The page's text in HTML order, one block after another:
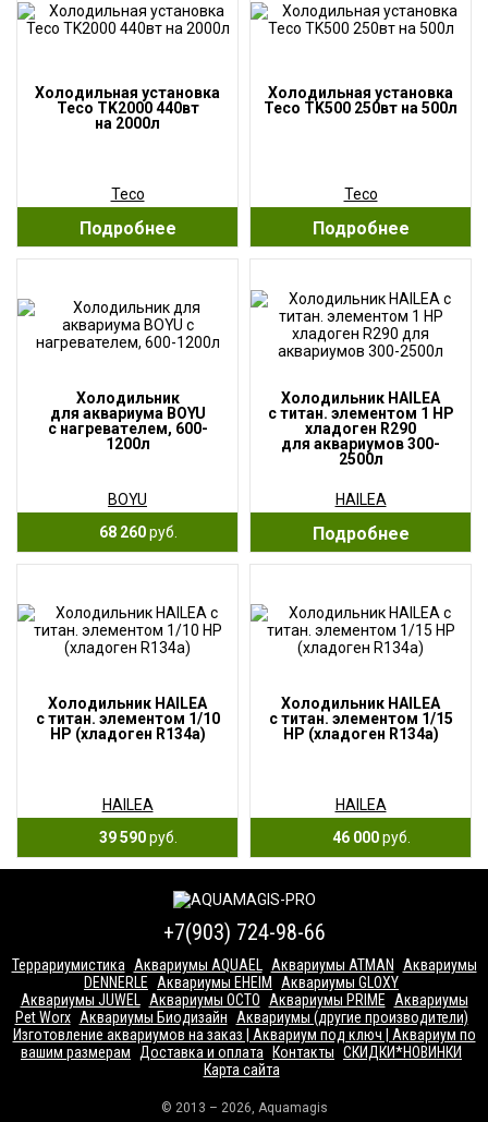
Холодильная установка
Teco TK2000 440вт
на 2000л
Teco
Подробнее
Холодильная установка
Teco TK500 250вт на 500л
Teco
Подробнее
Холодильник
для аквариума BOYU
с нагревателем, 600-
1200л
BOYU
68 260руб.
Холодильник HAILEA
с титан. элементом 1 HP
хладоген R290
для аквариумов 300-
2500л
HAILEA
Подробнее
Холодильник HAILEA
с титан. элементом 1/10
HP (хладоген R134a)
HAILEA
39 590руб.
Холодильник HAILEA
с титан. элементом 1/15
HP (хладоген R134a)
HAILEA
46 000руб.
+7(903) 724-98-66
Террариумистика Аквариумы AQUAEL Аквариумы ATMAN
Аквариумы
DENNERLE
Аквариумы EHEIM
Аквариумы GLOXY
Аквариумы JUWEL
Аквариумы OCTO Аквариумы PRIME
Аквариумы
Pet Worx Аквариумы Биодизайн
Аквариумы (другие производители)
Изготовление аквариумов на заказ | Аквариум под ключ | Аквариум по
вашим размерам
Доставка и оплата Контакты СКИДКИ*НОВИНКИ
Карта сайта
© 2013 – 2026, Aquamagis